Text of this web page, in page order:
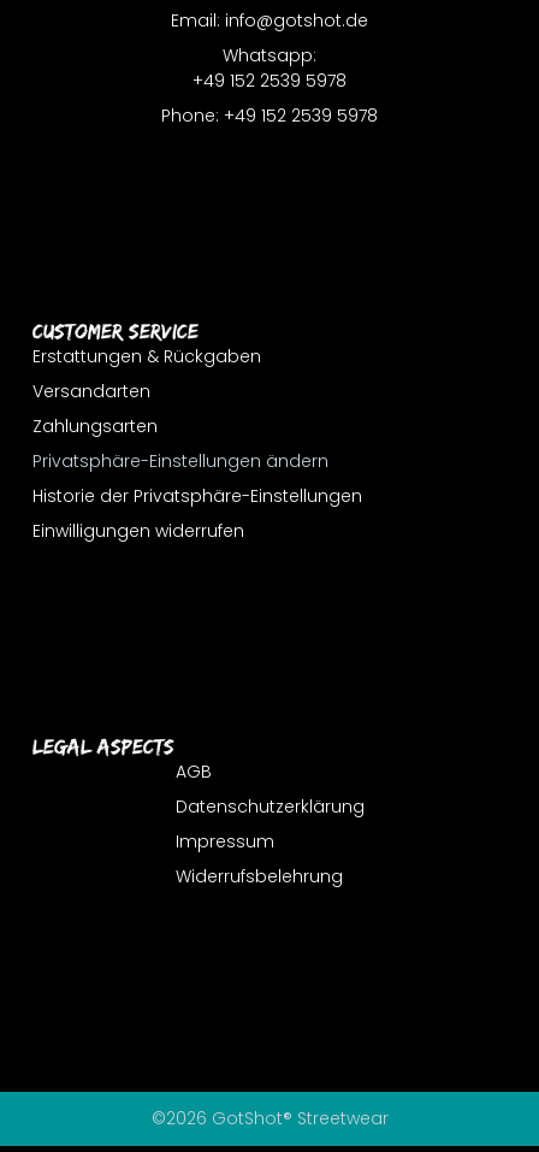
Customer Service
Erstattungen & Rückgaben
Versandarten
Zahlungsarten
Privatsphäre-Einstellungen ändern
Historie der Privatsphäre-Einstellungen
Einwilligungen widerrufen
Email: info@gotshot.de
Whatsapp:
+49 152 2539 5978
Phone: +49 152 2539 5978
Legal Aspects
AGB
Datenschutzerklärung
Impressum
Widerrufsbelehrung
©2026 GotShot® Streetwear